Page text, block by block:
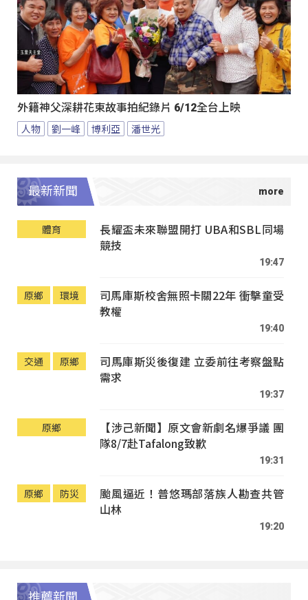
外籍神父深耕花東故事拍紀錄片 6/12全台上映
人物 劉一峰 博利亞 潘世光
最新新聞
體育
長耀盃未來聯盟開打 UBA和SBL同場
競技
19:47
原鄉 環境
司馬庫斯校舍無照卡關22年 衝擊童受
教權
19:40
交通 原鄉
司馬庫斯災後復建 立委前往考察盤點
需求
19:37
原鄉
【涉己新聞】原文會新劇名爆爭議 團
隊8/7赴Tafalong致歉
19:31
原鄉 防災
颱風逼近！普悠瑪部落族人勘查共管
山林
19:20
推薦新聞